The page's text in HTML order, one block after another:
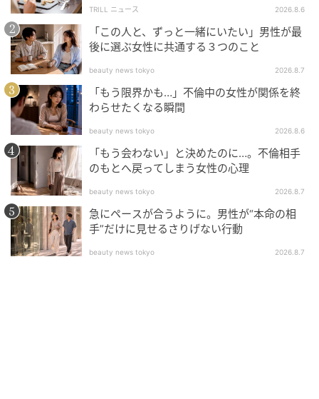
アー初優勝を遂げた。
構成＝小山俊正、岡田豪太、鈴木康介
写真＝田中宏幸
次の記事
フワッと高く上がって止まる球を打つ！女子
プロがコツを解説
の記事をもっとみる
TRILL ニュース 2026.8.6
「この人と、ずっと一緒にいたい」男性が最
後に選ぶ女性に共通する３つのこと
beauty news tokyo 2026.8.7
「もう限界かも…」不倫中の女性が関係を終
わらせたくなる瞬間
beauty news tokyo 2026.8.6
「もう会わない」と決めたのに…。不倫相手
のもとへ戻ってしまう女性の心理
beauty news tokyo 2026.8.7
急にペースが合うように。男性が“本命の相
手”だけに見せるさりげない行動
beauty news tokyo 2026.8.7